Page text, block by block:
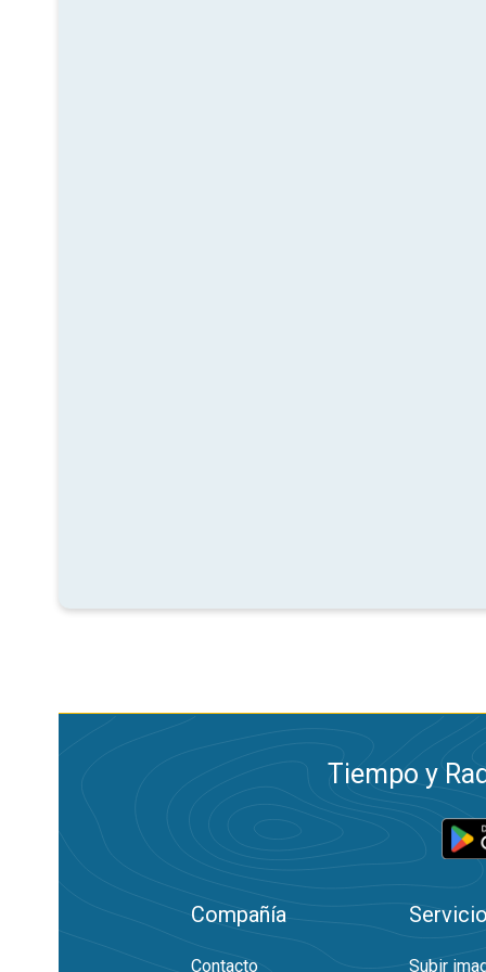
Tiempo y
Compañía
Contacto Subir